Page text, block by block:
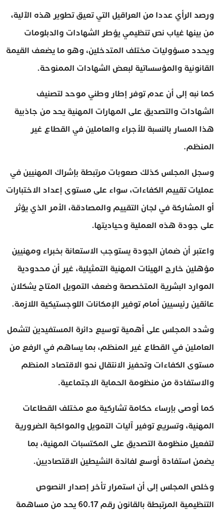
ورصد الرأي عددا من العراقيل التي تعيق تطوير هذه الآلية،
من بينها غياب نص تنظيمي يؤطر الشهادات والدبلومات
ويحدد مسؤوليات مختلف المتدخلين، وهو ما يضعف القيمة
القانونية والمؤسساتية لبعض الشهادات الممنوحة.
كما نبه إلى أن عدم توفر إطار وطني موحد لتصنيف
الشهادات والتصديق على المهارات المهنية يحد من جاذبية
هذا المسار بالنسبة للأجراء والعاملين في القطاع غير
المنظم.
وسجل المجلس كذلك صعوبات مرتبطة بإشراك المهنيين في
عمليات تقييم الكفاءات، سواء على مستوى إعداد الاختبارات
أو المشاركة في لجان التقييم والمصادقة، الأمر الذي يؤثر
على جودة هذه العملية وحياديتها.
واعتبر أن ضمان الجودة يستوجب الاستعانة بخبراء ومهنيين
مؤهلين خارج الهيئات المهنية التمثيلية، غير أن محدودية
الموارد البشرية المتخصصة وضعف التمويل المتاح يشكلان
عائقين رئيسيين أمام توفير الإمكانات اللوجستيكية اللازمة.
وشدد المجلس على أهمية توسيع دائرة المستفيدين لتشمل
العاملين في القطاع غير المنظم، بما يساهم في الرفع من
مستوى الكفاءات وتحفيز الانتقال نحو الاقتصاد المنظم
والاستفادة من منظومة الحماية الاجتماعية.
كما أوصى بإرساء حكامة تشاركية مع مختلف القطاعات
المهنية، وتسريع توفير آليات التمويل والمواكبة الضرورية
لتفعيل منظومة التصديق على المكتسبات المهنية، بما
يضمن استفادة أوسع لفائدة النشيطين الاقتصاديين.
وخلص المجلس إلى أن استمرار تأخر إصدار النصوص
التنظيمية المرتبطة بالقانون رقم 60.17 يحد من مساهمة